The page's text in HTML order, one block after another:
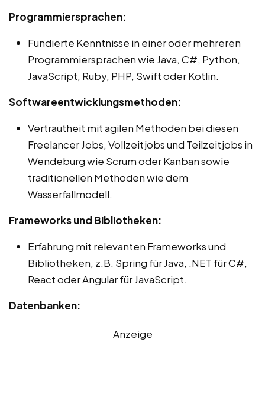
Programmiersprachen:
Fundierte Kenntnisse in einer oder mehreren
Programmiersprachen wie Java, C#, Python,
JavaScript, Ruby, PHP, Swift oder Kotlin.
Softwareentwicklungsmethoden:
Vertrautheit mit agilen Methoden bei diesen
Freelancer Jobs, Vollzeitjobs und Teilzeitjobs in
Wendeburg wie Scrum oder Kanban sowie
traditionellen Methoden wie dem
Wasserfallmodell.
Frameworks und Bibliotheken:
Erfahrung mit relevanten Frameworks und
Bibliotheken, z.B. Spring für Java, .NET für C#,
React oder Angular für JavaScript.
Datenbanken:
Anzeige